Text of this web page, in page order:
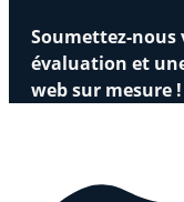
Soumettez-
évaluation et
web sur mesure !